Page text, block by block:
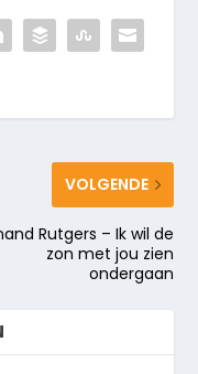
VOLGENDE
Rutgers – Ik wil de
zon met jou zien
ondergaan